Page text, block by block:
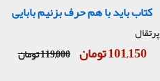
کتاب باید با هم حرف بزنیم بابایی
پرتقال
101,150 تومان 119,000 تومان